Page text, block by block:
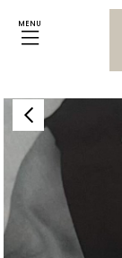
MENU
Küpeler